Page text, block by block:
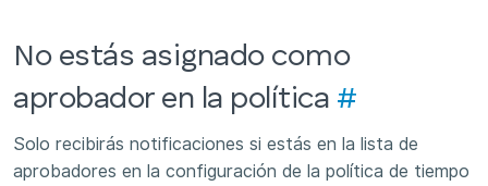
No estás asignado como
aprobador en la política #
Solo recibirás notificaciones si estás en la lista de
aprobadores en la configuración de la política de tiempo